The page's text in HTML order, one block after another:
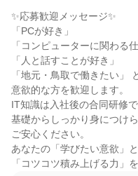
✨応募歓迎メッセージ✨
「PCが好き」
「コンピューターに関わる
「人と話すことが好き」
「地元・鳥取で働きたい」
意欲的な方を歓迎します。
IT知識は入社後の合同研修で
基礎からしっかり身につけ
ご安心ください。
あなたの「学びたい意欲」と
「コツコツ積み上げる力」